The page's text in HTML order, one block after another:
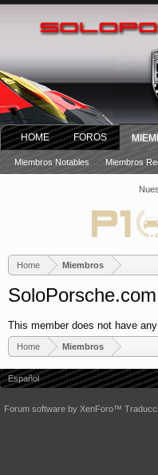
Home Miembros
SoloPorsche.com
This member does not have
Home Miembros
HOME FOROS
Miembros Notables Miembros
Español
Forum software by XenForo™